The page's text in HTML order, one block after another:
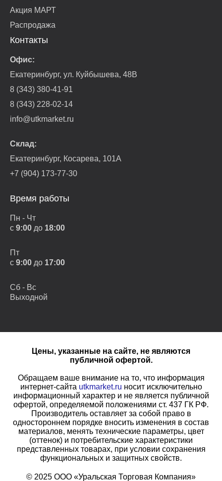
Акция МАРТ
Распродажа
Контакты
Офис:
Екатеринбург, ул. Куйбышева, 48В
8 (343) 380-41-91
8 (343) 228-02-14
info@utkmarket.ru
Склад:
Екатеринбург, Косарева, 101А
+7 (904) 173-77-30
Время работы
Пн - Чт
с 9:00 до 18:00
Пт
с 9:00 до 17:00
Сб - Вс
Выходной
© 2025 ООО «Уральская Торговая Компания»
Цены, указанные на сайте, не являются
публичной офертой.
Обращаем ваше внимание на то, что информация
интернет-сайта utkmarket.ru носит исключительно
информационный характер и не является публичной
офертой, определяемой положениями ст. 437 ГК РФ.
Производитель оставляет за собой право в
одностороннем порядке вносить изменения в состав
материалов, менять технические параметры, цвет
(оттенок) и потребительские характеристики
представленных товарах, при условии сохранения
функциональных и защитных свойств.